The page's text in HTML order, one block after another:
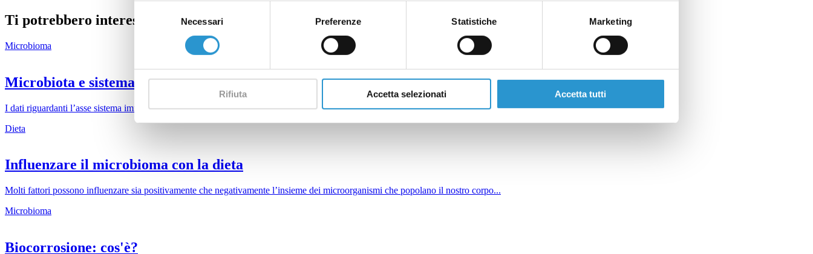
del
Necessari Preferenze Statistiche Marketing
Rifiuta Accetta selezionati Accetta tutti
Ti potrebbero interessare
Microbioma
Microbiota e sistema immunitario
I dati riguardanti l’asse sistema immunitario-microbiota dimostrano che questi due sistemi...
Dieta
Influenzare il microbioma con la dieta
Molti fattori possono influenzare sia positivamente che negativamente l’insieme dei microorganismi che popolano il nostro corpo...
Microbioma
Biocorrosione: cos'è?